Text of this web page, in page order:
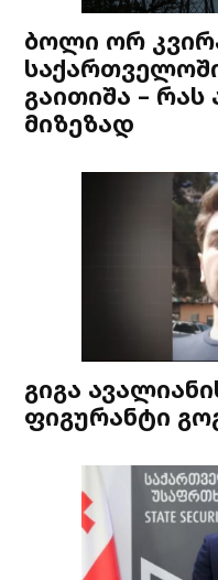
ბოლი ორ
გაითიშა – რას
მიზეზად
გიგა
ფიგურანტი